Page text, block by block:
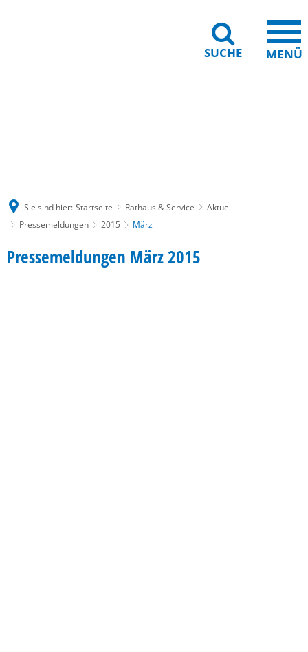
SUCHE MENÜ
Sie sind hier: Startseite Rathaus & Service
Aktuell
Pressemeldungen
2015 März
März
Pressemeldungen März 2015